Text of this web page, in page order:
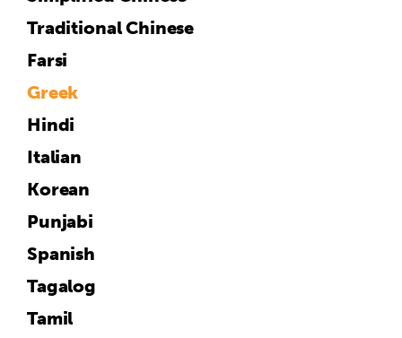
Traditional Chinese
Farsi
Greek
Hindi
Italian
Korean
Punjabi
Spanish
Tagalog
Tamil